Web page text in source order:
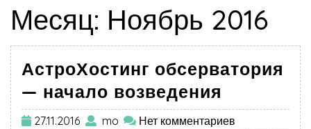
Месяц: Ноябрь 2016
АстроХостинг обсерватория
— начало возведения
27.11.2016 mo Нет комментариев